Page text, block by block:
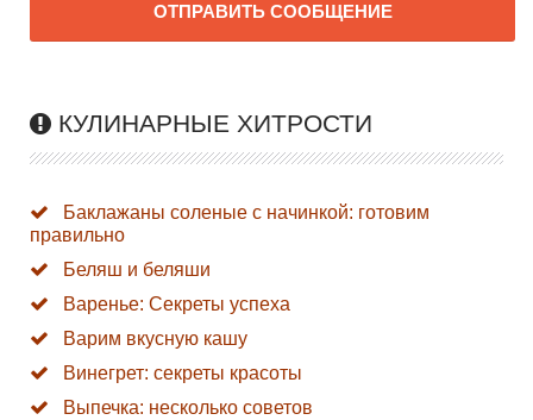
ОТПРАВИТЬ СООБЩЕНИЕ
КУЛИНАРНЫЕ ХИТРОСТИ
Баклажаны соленые с начинкой: готовим
правильно
Беляш и беляши
Варенье: Секреты успеха
Варим вкусную кашу
Винегрет: секреты красоты
Выпечка: несколько советов